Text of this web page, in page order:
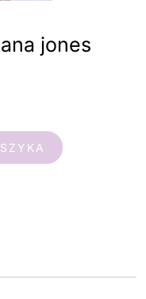
jones